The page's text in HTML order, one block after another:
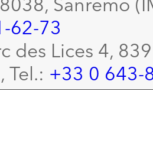
62-73
des Lices 4,
Tel.: +33 0 643-